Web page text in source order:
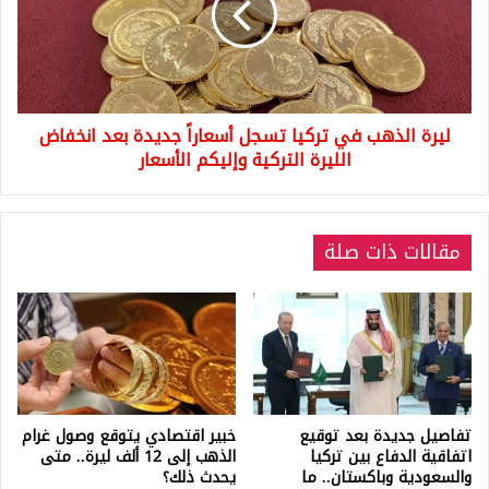
تسجل
أسعاراً
جديدة
بعد
انخفاض
الليرة
الأسعار
ليرة الذهب في تركيا تسجل أسعاراً جديدة بعد انخفاض
الليرة التركية وإليكم الأسعار
مقالات ذات صلة
تفاصيل جديدة بعد توقيع
اتفاقية الدفاع بين تركيا
والسعودية وباكستان.. ما
خبير اقتصادي يتوقع وصول غرام
الذهب إلى 12 ألف ليرة.. متى
يحدث ذلك؟